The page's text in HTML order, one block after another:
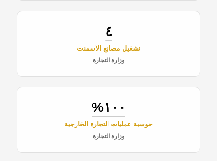
٤
تشغيل مصانع الاسمنت
وزارة التجارة
١٠٠%
حوسبة عمليات التجارة الخارجية
وزارة التجارة